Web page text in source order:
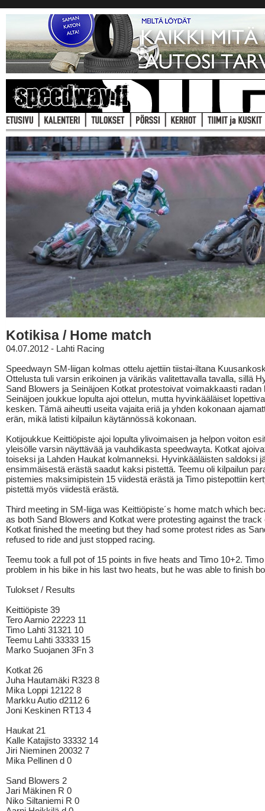
Kotikisa / Home match
04.07.2012 - Lahti Racing
Speedwayn SM-liigan kolmas ottelu ajettiin tiistai-iltana
Ottelusta tuli varsin erikoinen ja värikäs valitettavalla tavalla, sillä
Sand Blowers ja Seinäjoen Kotkat protestoivat voimakkaasti radan
Seinäjoen joukkue lopulta ajoi ottelun, mutta hyvinkääläiset
kesken. Tämä aiheutti useita vajaita eriä ja yhden kokonaan
erän, mikä latisti kilpailun käytännössä kokonaan.
Kotijoukkue Keittiöpiste ajoi lopulta ylivoimaisen ja helpon voiton
yleisölle varsin näyttävää ja vauhdikasta speedwayta. Kotkat
toiseksi ja Lahden Haukat kolmanneksi. Hyvinkääläisten saldoksi
ensimmäisestä erästä saadut kaksi pistettä. Teemu oli kilpailun
pistemies maksimipistein 15 viidestä erästä ja Timo pistepottiin
pistettä myös viidestä erästä.
Third meeting in SM-liiga was Keittiöpiste´s home match which
as both Sand Blowers and Kotkat were protesting against the track
Kotkat finished the meeting but they had some protest rides as
refused to ride and just stopped racing.
Teemu took a full pot of 15 points in five heats and Timo 10+2.
problem in his bike in his last two heats, but he was able to finish
Tulokset / Results
Keittiöpiste 39
Tero Aarnio 22223 11
Timo Lahti 31321 10
Teemu Lahti 33333 15
Marko Suojanen 3Fn 3
Kotkat 26
Juha Hautamäki R323 8
Mika Loppi 12122 8
Markku Autio d2112 6
Joni Keskinen RT13 4
Haukat 21
Kalle Katajisto 33332 14
Jiri Nieminen 20032 7
Mika Pellinen d 0
Sand Blowers 2
Jari Mäkinen R 0
Niko Siltaniemi R 0